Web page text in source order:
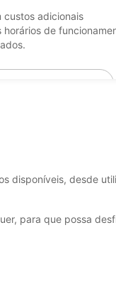
custos adicionais
horários de
disponíveis, desde
para que possa